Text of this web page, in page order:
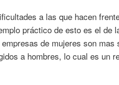
a las que hacen
práctico de esto es el de
de mujeres son
a hombres, lo cual es un